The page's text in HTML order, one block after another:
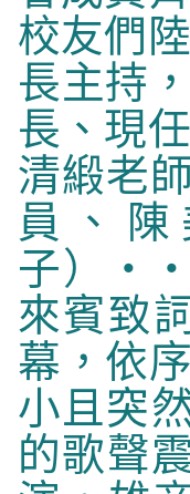
校友們
長主持
長、現
清緞老師
員、
子）
來賓致
幕，依序
小且突
的歌聲